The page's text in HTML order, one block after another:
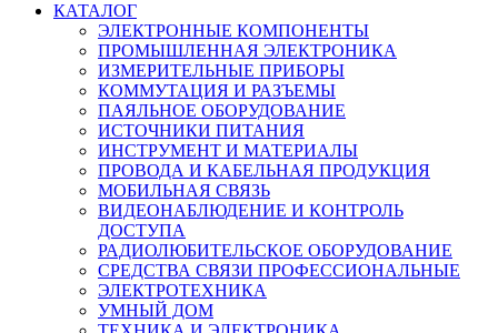
КАТАЛОГ
ЭЛЕКТРОННЫЕ КОМПОНЕНТЫ
ПРОМЫШЛЕННАЯ ЭЛЕКТРОНИКА
ИЗМЕРИТЕЛЬНЫЕ ПРИБОРЫ
КОММУТАЦИЯ И РАЗЪЕМЫ
ПАЯЛЬНОЕ ОБОРУДОВАНИЕ
ИСТОЧНИКИ ПИТАНИЯ
ИНСТРУМЕНТ И МАТЕРИАЛЫ
ПРОВОДА И КАБЕЛЬНАЯ ПРОДУКЦИЯ
МОБИЛЬНАЯ СВЯЗЬ
ВИДЕОНАБЛЮДЕНИЕ И КОНТРОЛЬ
ДОСТУПА
РАДИОЛЮБИТЕЛЬСКОЕ ОБОРУДОВАНИЕ
СРЕДСТВА СВЯЗИ ПРОФЕССИОНАЛЬНЫЕ
ЭЛЕКТРОТЕХНИКА
УМНЫЙ ДОМ